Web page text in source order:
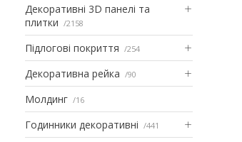
Декоративні 3D панелі та
плитки
2158
Підлогові покриття 254
Декоративна рейка 90
Молдинг 16
Годинники декоративні 441